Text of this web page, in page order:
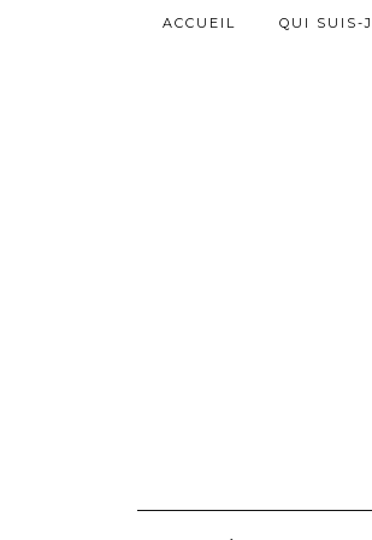
ACCUEIL QUI SUIS-